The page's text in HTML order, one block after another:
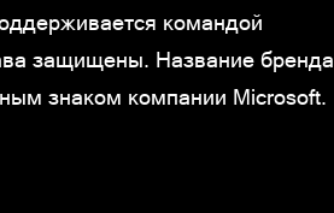
командой
защищены. Название бренда
знаком компании Microsoft.